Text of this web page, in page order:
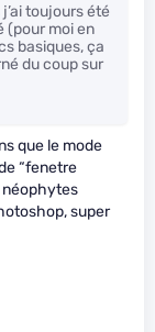
toujours été
(pour moi en
basiques, ça
du coup sur
que le mode
“fenetre
néophytes
super